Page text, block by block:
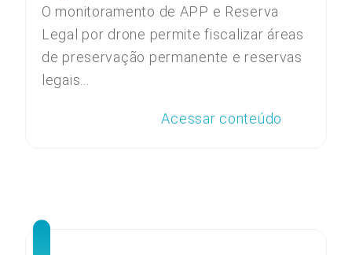
O monitoramento de APP e Reserva
Legal por drone permite fiscalizar áreas
de preservação permanente e reservas
legais...
Acessar conteúdo